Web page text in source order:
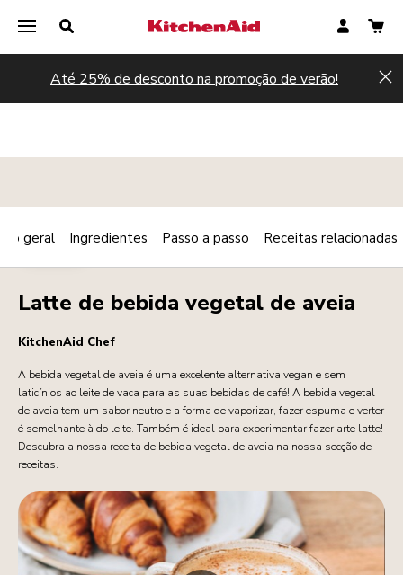
Até 25% de desconto na promoção de verão!
BEBIDAS Print
Latte de bebida vegetal de aveia
KitchenAid Chef
A bebida vegetal de aveia é uma excelente alternativa vegan e sem
laticínios ao leite de vaca para as suas bebidas de café! A bebida vegetal
de aveia tem um sabor neutro e a forma de vaporizar, fazer espuma e verter
é semelhante à do leite. Também é ideal para experimentar fazer arte latte!
Descubra a nossa receita de bebida vegetal de aveia na nossa secção de
receitas.
geral Ingredientes Passo a passo Receitas relacionadas